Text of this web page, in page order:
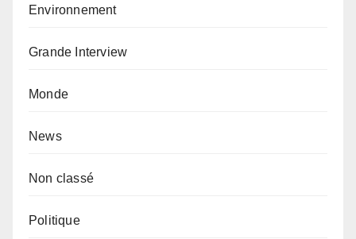
Environnement
Grande Interview
Monde
News
Non classé
Politique